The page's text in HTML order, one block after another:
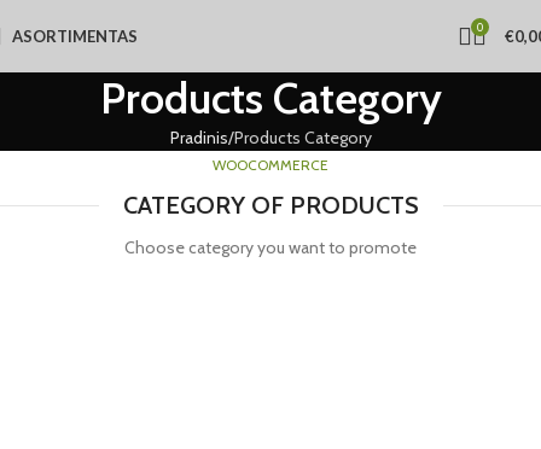
ASORTIMENTAS 0 €
Products Category
Pradinis Products Category
WOOCOMMERCE
CATEGORY OF PRODUCTS
Choose category you want to promote